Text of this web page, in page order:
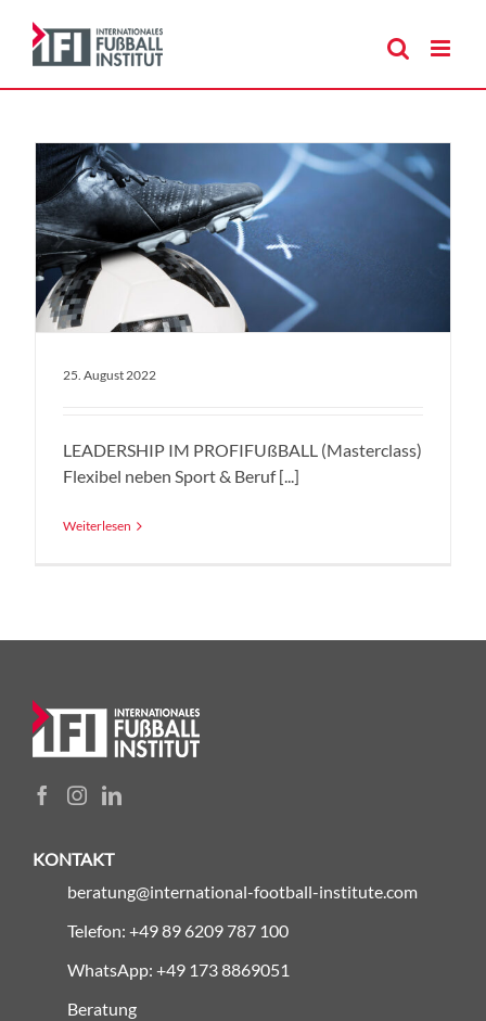
Inhalt
springen
25. August 2022
LEADERSHIP IM PROFIFUßBALL (Masterclass)
Flexibel neben Sport & Beruf [...]
Weiterlesen
KONTAKT
beratung@international-football-institute.com
Telefon: +49 89 6209 787 100
WhatsApp: +49 173 8869051
Beratung